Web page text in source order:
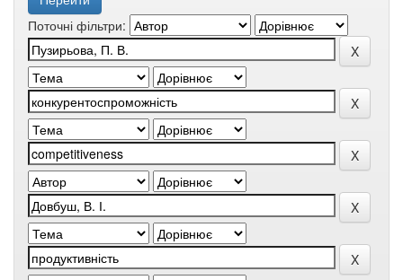
Поточні фільтри: